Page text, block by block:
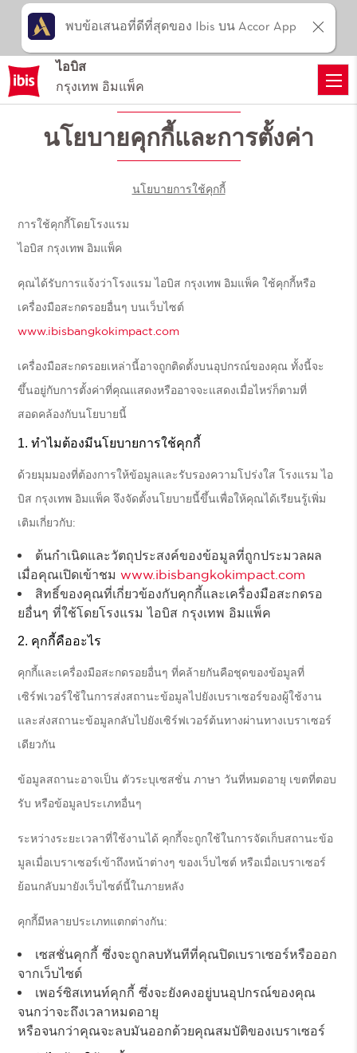
นโยบายคุกกี้และการตั้งค่า
นโยบายการใช้คุกกี้
การใช้คุกกี้โดยโรงแรม
ไอบิส กรุงเทพ อิมแพ็ค
คุณได้รับการแจ้งว่าโรงแรม ไอบิส กรุงเทพ อิมแพ็ค ใช้คุกกี้หรือ
เครื่องมือสะกดรอยอื่นๆ บนเว็บไซต์
www.ibisbangkokimpact.com
เครื่องมือสะกดรอยเหล่านี้อาจถูกติดตั้งบนอุปกรณ์ของคุณ ทั้งนี้จะ
ขึ้นอยู่กับการตั้งค่าที่คุณแสดงหรืออาจจะแสดงเมื่อไหร่ก็ตามที่
สอดคล้องกับนโยบายนี้
ทำไมต้องมีนโยบายการใช้คุกกี้
ด้วยมุมมองที่ต้องการให้ข้อมูลและรับรองความโปร่งใส โรงแรม ไอ
บิส กรุงเทพ อิมแพ็ค จึงจัดตั้งนโยบายนี้ขึ้นเพื่อให้คุณได้เรียนรู้เพิ่ม
เติมเกี่ยวกับ:
ต้นกำเนิดและวัตถุประสงค์ของข้อมูลที่ถูกประมวลผล
เมื่อคุณเปิดเข้าชมwww.ibisbangkokimpact.com
สิทธิ์ของคุณที่เกี่ยวข้องกับคุกกี้และเครื่องมือสะกดรอ
ยอื่นๆ ที่ใช้โดยโรงแรม ไอบิส กรุงเทพ อิมแพ็ค
คุกกี้คืออะไร
คุกกี้และเครื่องมือสะกดรอยอื่นๆ ที่คล้ายกันคือชุดของข้อมูลที่
เซิร์ฟเวอร์ใช้ในการส่งสถานะข้อมูลไปยังเบราเซอร์ของผู้ใช้งาน
และส่งสถานะข้อมูลกลับไปยังเซิร์ฟเวอร์ต้นทางผ่านทางเบราเซอร์
เดียวกัน
ข้อมูลสถานะอาจเป็น ตัวระบุเซสชั่น ภาษา วันที่หมดอายุ เขตที่ตอบ
รับ หรือข้อมูลประเภทอื่นๆ
ระหว่างระยะเวลาที่ใช้งานได้ คุกกี้จะถูกใช้ในการจัดเก็บสถานะข้อ
มูลเมื่อเบราเซอร์เข้าถึงหน้าต่างๆ ของเว็บไซต์ หรือเมื่อเบราเซอร์
ย้อนกลับมายังเว็บไซต์นี้ในภายหลัง
คุกกี้มีหลายประเภทแตกต่างกัน:
เซสชั่นคุกกี้ ซึ่งจะถูกลบทันทีที่คุณปิดเบราเซอร์หรือออก
จากเว็บไซต์
เพอร์ซิสเทนท์คุกกี้ ซึ่งจะยังคงอยู่บนอุปกรณ์ของคุณ
จนกว่าจะถึงเวลาหมดอายุ
หรือจนกว่าคุณจะลบมันออกด้วยคุณสมบัติของเบราเซอร์
ไอบิส
กรุงเทพ อิมแพ็ค
พบข้อเสนอที่ดีที่สุดของ Ibis บน Accor App